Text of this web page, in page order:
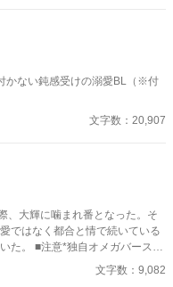
かない鈍感受けの溺愛BL（※付
文字数：20,907
、大輝に噛まれ番となった。そ
ではなく都合と情で続いている
た。 ■注意*独自オメガバース設
じ世界設定です。関係は一切な
文字数：9,082